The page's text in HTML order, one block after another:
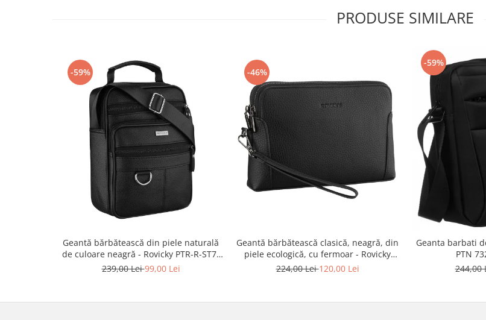
PRODUSE SIMILARE
-59%
Geantă bărbătească din piele naturală
de culoare neagră - Rovicky PTR-R-ST7-
01-7571-BLACK
239,00 Lei99,00 Lei
-46%
Geantă bărbătească clasică, neagră, din
piele ecologică, cu fermoar - Rovicky
PTR-R-SDR-01-1631 BLACK
224,00 Lei120,00 Lei
-59%
Geanta barbati
PTN
244,00